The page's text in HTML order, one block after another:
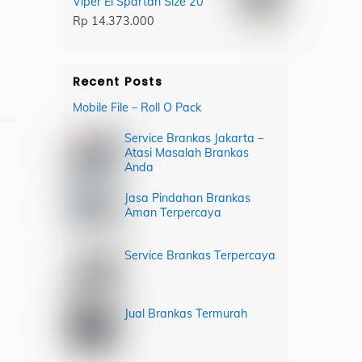
Rp 14.373.000
Recent Posts
Mobile File – Roll O Pack
Service Brankas Jakarta –
Atasi Masalah Brankas
Anda
Jasa Pindahan Brankas
Aman Terpercaya
Service Brankas Terpercaya
Jual Brankas Termurah